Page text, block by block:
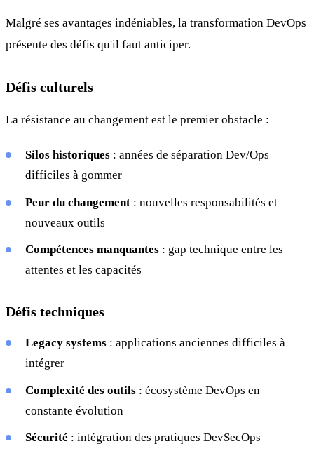
Malgré ses avantages indéniables, la transformation DevOps
présente des défis qu'il faut anticiper.
Défis culturels
La résistance au changement est le premier obstacle :
Silos historiques : années de séparation Dev/Ops
difficiles à gommer
Peur du changement : nouvelles responsabilités et
nouveaux outils
Compétences manquantes : gap technique entre les
attentes et les capacités
Défis techniques
Legacy systems : applications anciennes difficiles à
intégrer
Complexité des outils : écosystème DevOps en
constante évolution
Sécurité : intégration des pratiques DevSecOps